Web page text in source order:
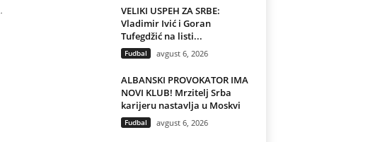
VELIKI USPEH ZA SRBE:
Vladimir Ivić i Goran
Tufegdžić na listi...
Fudbal avgust 6, 2026
ALBANSKI PROVOKATOR IMA
NOVI KLUB! Mrzitelj Srba
karijeru nastavlja u Moskvi
Fudbal avgust 6, 2026